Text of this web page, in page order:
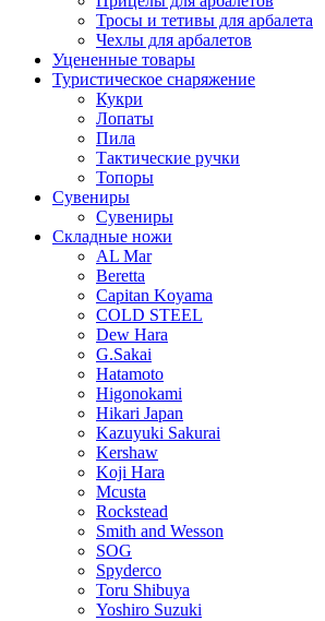
Тросы и тетивы для арбалета
Чехлы для арбалетов
Уцененные товары
Туристическое снаряжение
Кукри
Лопаты
Пила
Тактические ручки
Топоры
Сувениры
Сувениры
Складные ножи
AL Mar
Beretta
Capitan Koyama
COLD STEEL
Dew Hara
G.Sakai
Hatamoto
Higonokami
Hikari Japan
Kazuyuki Sakurai
Kershaw
Koji Hara
Mcusta
Rockstead
Smith and Wesson
SOG
Spyderco
Toru Shibuya
Yoshiro Suzuki